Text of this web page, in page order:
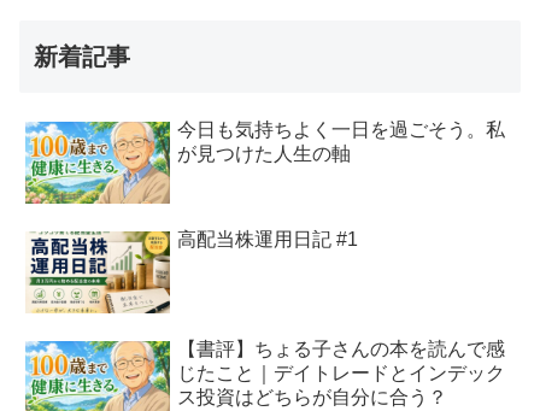
新着記事
今日も気持ちよく一日を過ごそう。私
が見つけた人生の軸
高配当株運用日記 #1
【書評】ちょる子さんの本を読んで感
じたこと｜デイトレードとインデック
ス投資はどちらが自分に合う？